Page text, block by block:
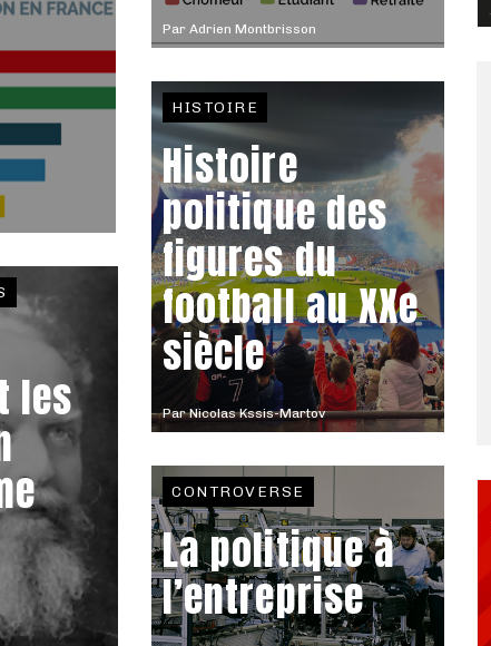
Par Adrien Montbrisson
ParNicolas Kssis-Martov
HISTOIRE
Histoire
politique des
figures du
football au XXe
siècle
les
CONTROVERSE
La politique à
l’entreprise